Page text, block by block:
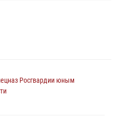
Росгвардии юным